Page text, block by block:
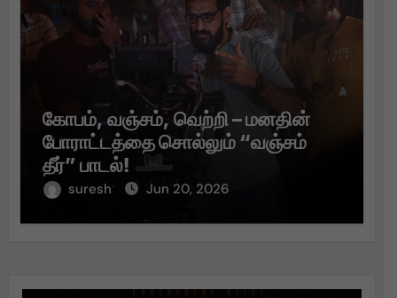
கோபம், வஞ்சம், வெற்றி – மனதின்
போராட்டத்தை சொல்லும் “வஞ்சம்
தீர்” பாடல்!
suresh Jun 20, 2026